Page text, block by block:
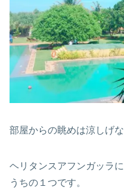
部屋からの眺めは涼しげな
ヘリタンスアフンガッラ
うちの１つです。